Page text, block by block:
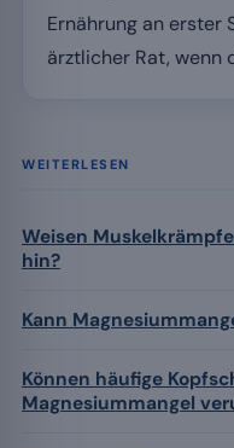
Ernährung an erster
ärztlicher Rat, wenn
WEITERLESEN
Weisen
hin?
Kann
Können häufige
Magnesiummangel